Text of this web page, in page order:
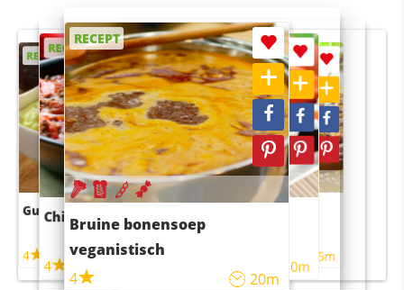
RECEPT
Guacamole
4
RECEPT
Chili con carne
4 45m
RECEPT
Bruine bonensoep
veganistisch
4
20m
RECEPT
Sushi rijstsalade
maaltijdsalade
40m
RECEPT
4 55m